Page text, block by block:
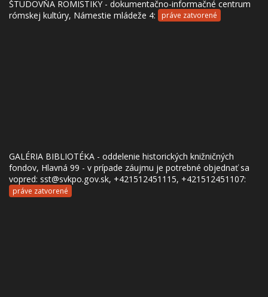
ŠTUDOVŇA ROMISTIKY - dokumentačno-informačné centrum
rómskej kultúry, Námestie mládeže 4:
práve zatvorené
GALÉRIA BIBLIOTÉKA - oddelenie historických knižničných
fondov, Hlavná 99 - v prípade záujmu je potrebné objednať sa
vopred: sst@svkpo.gov.sk, +421512451115, +421512451107:
práve zatvorené